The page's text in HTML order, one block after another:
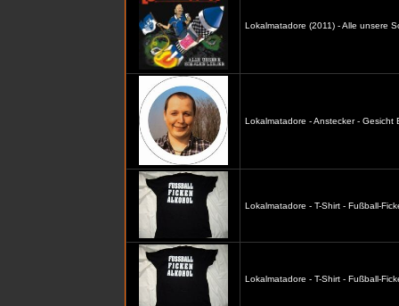
Lokalmatadore (2011) - Alle unsere
Lokalmatadore - Anstecker - Gesicht
Lokalmatadore - T-Shirt - Fußball-
Lokalmatadore - T-Shirt - Fußball-